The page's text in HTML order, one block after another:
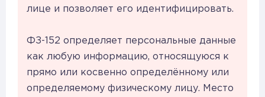
лице и позволяет его идентифицировать.
ФЗ-152 определяет персональные данные
как любую информацию, относящуюся к
прямо или косвенно определённому или
определяемому физическому лицу. Место